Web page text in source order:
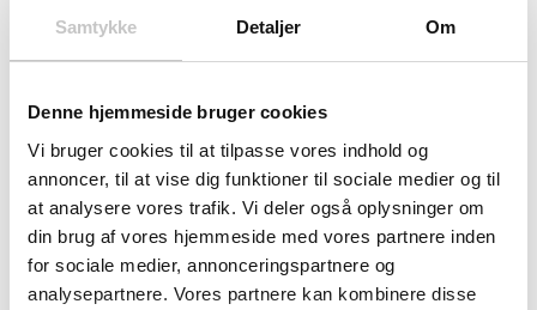
Samtykke Detaljer Om
Denne hjemmeside bruger cookies
Vi bruger cookies til at tilpasse vores indhold og
annoncer, til at vise dig funktioner til sociale medier og til
at analysere vores trafik. Vi deler også oplysninger om
din brug af vores hjemmeside med vores partnere inden
for sociale medier, annonceringspartnere og
analysepartnere. Vores partnere kan kombinere disse
Specifikationer
Riller i overfladen
Længde 340 mm
Bredde 420 mm
Metal af Aluminium
Bæreevne 300 kg